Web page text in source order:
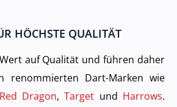
HÖCHSTE QUALITÄT
auf Qualität und führen daher
renommierten Dart-Marken wie
Red Dragon,Target und Harrows.